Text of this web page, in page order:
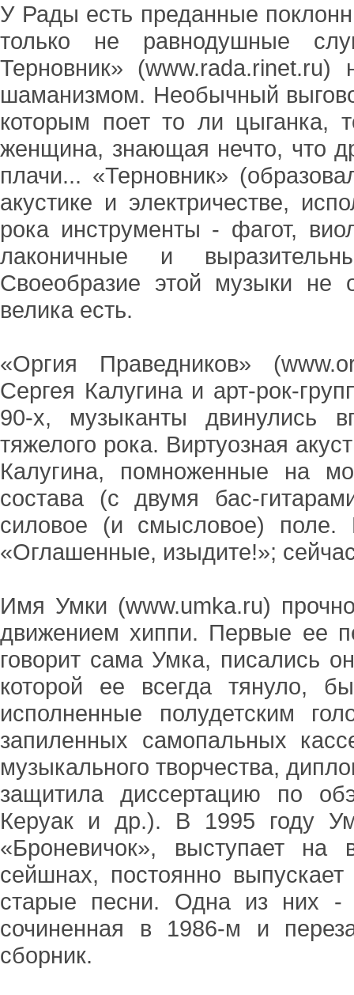
У Рады есть преданные
только не равнодушные
Терновник»
шаманизмом. Необычный
которым поет то ли цыганка,
женщина, знающая нечто, что
плачи... «Терновник»
акустике и электричестве,
рока инструменты - фагот,
лаконичные и
Своеобразие этой музыки не
велика есть.
«Оргия Праведников»
Сергея Калугина и арт-рок-
90-х, музыканты двинулись
тяжелого рока. Виртуозная
Калугина, помноженные на
состава (с двумя бас-
силовое (и смысловое)
«Оглашенные, изыдите!»;
Имя Умки (www.umka.ru)
движением хиппи. Первые ее
говорит сама Умка, писались
которой ее всегда тянуло,
исполненные полудетским
запиленных самопальных
музыкального творчества,
защитила диссертацию по
Керуак и др.). В 1995 году
«Броневичок», выступает
сейшнах, постоянно
старые песни. Одна из них -
сочиненная в 1986-м и
сборник.